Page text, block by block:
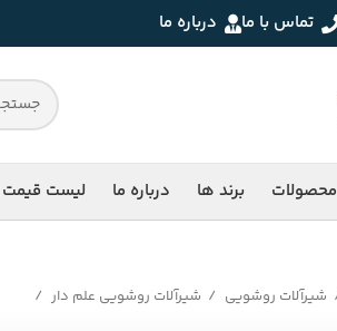
تماس با ما درباره ما
محصولات برند ها درباره ما لیست قیمت
شیرآلات روشویی
شیرآلات روشویی علم دار